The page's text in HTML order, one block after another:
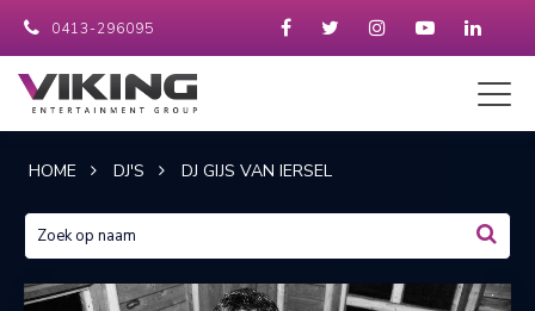
0413-296095
HOME DJ'S DJ GIJS VAN IERSEL